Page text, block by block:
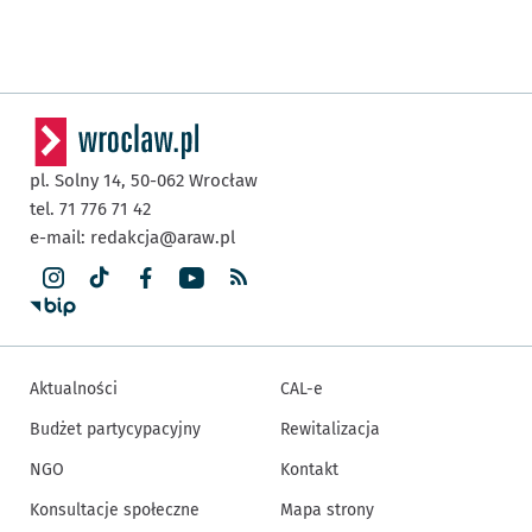
pl. Solny 14, 50-062 Wrocław
tel. 71 776 71 42
e-mail: redakcja@araw.pl
Aktualności
Budżet partycypacyjny
NGO
Konsultacje społeczne
CAL-e
Rewitalizacja
Kontakt
Mapa strony